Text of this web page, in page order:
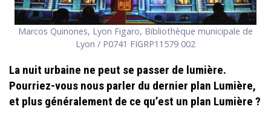
Marcos Quinones, Lyon Figaro, Bibliothèque municipale de
Lyon / P0741 FIGRP11579 002
La nuit urbaine ne peut se passer de lumière.
Pourriez-vous nous parler du dernier plan Lumière,
et plus généralement de ce qu’est un plan Lumière ?